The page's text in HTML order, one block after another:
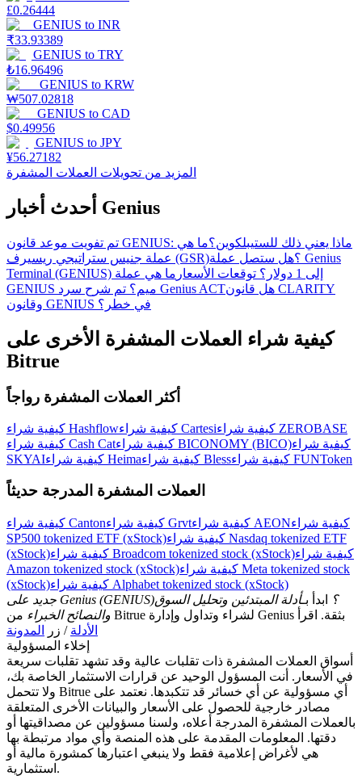
£0.26444
GENIUS to INR
₹33.93389
GENIUS to TRY
₺16.96496
GENIUS to KRW
₩507.02818
GENIUS to CAD
$0.49956
GENIUS to JPY
¥56.27182
المزيد من تحويلات العملات المشفرة
أحدث أخبار Genius
تم تفويت موعد قانون GENIUS: ماذا يعني ذلك للستيبلكوين؟ما هي
عملة جنيس ستراتيجي ريسيرف (GSR)؟هل ستصل عملة Genius
Terminal (GENIUS) إلى 1 دولار؟ توقعات الأسعار
ما هي عملة
GENIUS ميم؟ تم شرح سرد Genius ACTهل قانون CLARITY
وقانون GENIUS في خطر؟
كيفية شراء العملات المشفرة الأخرى على
Bitrue
أكثر العملات المشفرة رواجاً
كيفية شراء Hashflow كيفية شراء Cartesi
كيفية شراء ZEROBASE
كيفية شراء Cash Cat
كيفية شراء BICONOMY (BICO)كيفية شراء
SKYAI
كيفية شراء Heima كيفية شراء Bless كيفية شراء FUNToken
العملات المشفرة المدرجة حديثاً
كيفية شراء Canton كيفية شراء Grvt كيفية شراء AEONكيفية شراء
SP500 tokenized ETF (xStock)كيفية شراء Nasdaq tokenized ETF
(xStock)
كيفية شراء Broadcom tokenized stock (xStock)كيفية شراء
Amazon tokenized stock (xStock)كيفية شراء Meta tokenized stock
(xStock)
كيفية شراء Alphabet tokenized stock (xStock)
جديد على Genius (GENIUS)؟
ابدأ بـأدلة المبتدئين وتحليل السوق
والنصائح الخبراء
من Bitrue لشراء وتداول وإدارة Genius بثقة. اقرأ
الأدلة / زر
المدونة
إخلاء المسؤولية
أسواق العملات المشفرة ذات تقلبات عالية وقد تشهد تقلبات سريعة
في الأسعار. أنت المسؤول الوحيد عن قرارات الاستثمار الخاصة بك،
ولا تتحمل Bitrue أي مسؤولية عن أي خسائر قد تتكبدها. نعتمد على
مصادر خارجية للحصول على الأسعار والبيانات الأخرى المتعلقة
بالعملات المشفرة المدرجة أعلاه، ولسنا مسؤولين عن مصداقيتها أو
دقتها. المعلومات المقدمة على هذه المنصة وأي مواد مرتبطة بها
هي لأغراض إعلامية فقط ولا ينبغي اعتبارها كمشورة مالية أو
استثمارية.